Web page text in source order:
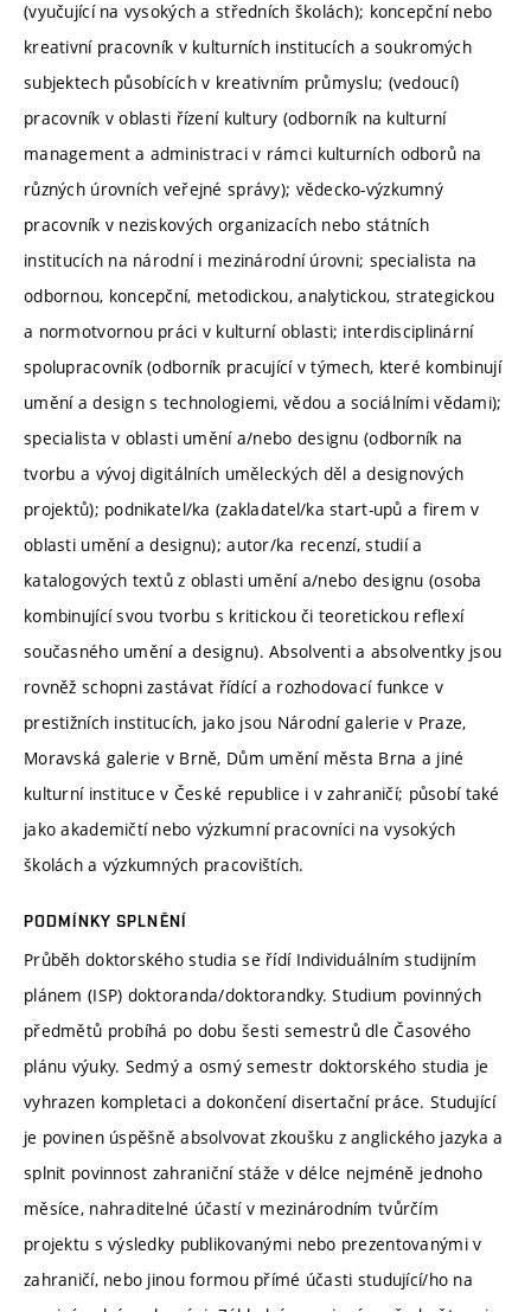
(vyučující na vysokých a středních školách); koncepční nebo
kreativní pracovník v kulturních institucích a soukromých
subjektech působících v kreativním průmyslu; (vedoucí)
pracovník v oblasti řízení kultury (odborník na kulturní
management a administraci v rámci kulturních odborů na
různých úrovních veřejné správy); vědecko-výzkumný
pracovník v neziskových organizacích nebo státních
institucích na národní i mezinárodní úrovni; specialista na
odbornou, koncepční, metodickou, analytickou, strategickou
a normotvornou práci v kulturní oblasti; interdisciplinární
spolupracovník (odborník pracující v týmech, které kombinují
umění a design s technologiemi, vědou a sociálními vědami);
specialista v oblasti umění a/nebo designu (odborník na
tvorbu a vývoj digitálních uměleckých děl a designových
projektů); podnikatel/ka (zakladatel/ka start-upů a firem v
oblasti umění a designu); autor/ka recenzí, studií a
katalogových textů z oblasti umění a/nebo designu (osoba
kombinující svou tvorbu s kritickou či teoretickou reflexí
současného umění a designu). Absolventi a absolventky jsou
rovněž schopni zastávat řídící a rozhodovací funkce v
prestižních institucích, jako jsou Národní galerie v Praze,
Moravská galerie v Brně, Dům umění města Brna a jiné
kulturní instituce v České republice i v zahraničí; působí také
jako akademičtí nebo výzkumní pracovníci na vysokých
školách a výzkumných pracovištích.
PODMÍNKY SPLNĚNÍ
Průběh doktorského studia se řídí Individuálním studijním
plánem (ISP) doktoranda/doktorandky. Studium povinných
předmětů probíhá po dobu šesti semestrů dle Časového
plánu výuky. Sedmý a osmý semestr doktorského studia je
vyhrazen kompletaci a dokončení disertační práce. Studující
je povinen úspěšně absolvovat zkoušku z anglického jazyka a
splnit povinnost zahraniční stáže v délce nejméně jednoho
měsíce, nahraditelné účastí v mezinárodním tvůrčím
projektu s výsledky publikovanými nebo prezentovanými v
zahraničí, nebo jinou formou přímé účasti studující/ho na